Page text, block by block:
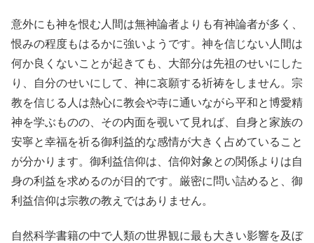
意外にも神を恨む人間は無神論者よりも有神論者が多く、
恨みの程度もはるかに強いようです。神を信じない人間は
何か良くないことが起きても、大部分は先祖のせいにした
り、自分のせいにして、神に哀願する祈祷をしません。宗
教を信じる人は熱心に教会や寺に通いながら平和と博愛精
神を学ぶものの、その内面を覗いて見れば、自身と家族の
安寧と幸福を祈る御利益的な感情が大きく占めていること
が分かります。御利益信仰は、信仰対象との関係よりは自
身の利益を求めるのが目的です。厳密に問い詰めると、御
利益信仰は宗教の教えではありません。
自然科学書籍の中で人類の世界観に最も大きい影響を及ぼ